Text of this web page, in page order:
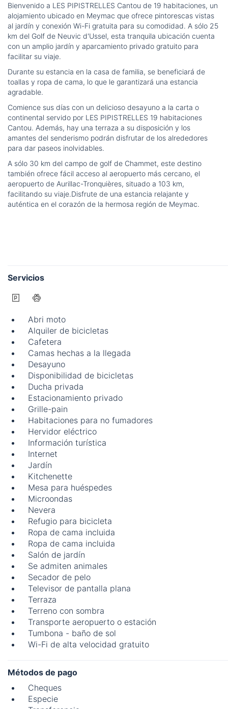
Bienvenido a LES PIPISTRELLES Cantou de 19 habitaciones, un
alojamiento ubicado en Meymac que ofrece pintorescas vistas
al jardín y conexión Wi-Fi gratuita para su comodidad. A sólo 25
km del Golf de Neuvic d'Ussel, esta tranquila ubicación cuenta
con un amplio jardín y aparcamiento privado gratuito para
facilitar su viaje.
Durante su estancia en la casa de familia, se beneficiará de
toallas y ropa de cama, lo que le garantizará una estancia
agradable.
Comience sus días con un delicioso desayuno a la carta o
continental servido por LES PIPISTRELLES 19 habitaciones
Cantou. Además, hay una terraza a su disposición y los
amantes del senderismo podrán disfrutar de los alrededores
para dar paseos inolvidables.
A sólo 30 km del campo de golf de Chammet, este destino
también ofrece fácil acceso al aeropuerto más cercano, el
aeropuerto de Aurillac-Tronquières, situado a 103 km,
facilitando su viaje.Disfrute de una estancia relajante y
auténtica en el corazón de la hermosa región de Meymac.
Servicios
Abri moto
Alquiler de bicicletas
Cafetera
Camas hechas a la llegada
Desayuno
Disponibilidad de bicicletas
Ducha privada
Estacionamiento privado
Grille-pain
Habitaciones para no fumadores
Hervidor eléctrico
Información turística
Internet
Jardín
Kitchenette
Mesa para huéspedes
Microondas
Nevera
Refugio para bicicleta
Ropa de cama incluida
Ropa de cama incluida
Salón de jardín
Se admiten animales
Secador de pelo
Televisor de pantalla plana
Terraza
Terreno con sombra
Transporte aeropuerto o estación
Tumbona - baño de sol
Wi-Fi de alta velocidad gratuito
Métodos de pago
Cheques
Especie